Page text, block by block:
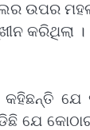
ଉପର
କରିଥିଲା ।
ଯେ
ଯେ